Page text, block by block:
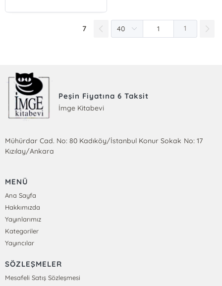
7 1
Peşin Fiyatına 6 Taksit
İmge Kitabevi
Mühürdar Cad. No: 80 Kadıköy/İstanbul Konur Sokak No: 17
Kızılay/Ankara
MENÜ
Ana Sayfa
Hakkımızda
Yayınlarımız
Kategoriler
Yayıncılar
SÖZLEŞMELER
Mesafeli Satış Sözleşmesi